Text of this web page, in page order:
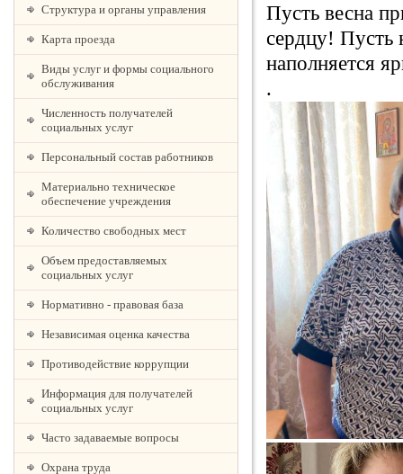
Структура и органы управления
Карта проезда
Виды услуг и формы социального
обслуживания
Численность получателей
социальных услуг
Персональный состав работников
Материально техническое
обеспечение учреждения
Количество свободных мест
Объем предоставляемых
социальных услуг
Нормативно - правовая база
Независимая оценка качества
Противодействие коррупции
Информация для получателей
социальных услуг
Часто задаваемые вопросы
Охрана труда
Пусть весна
сердцу! Пусть
наполняется
.